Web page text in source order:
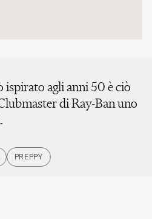
ispirato agli anni 50 è ciò
di Ray-Ban uno
PREPPY